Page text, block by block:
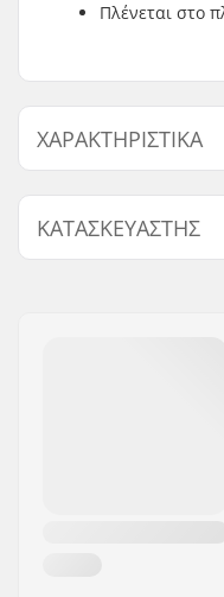
Πλένεται στο
ΧΑΡΑΚΤΗΡΙΣΤΙΚΆ
Φύλο:
Λαιμός:
Σχεδιασμός:
ΚΑΤΑΣΚΕΥΑΣΤΉΣ